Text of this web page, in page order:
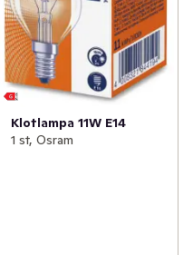
Klotlampa 11W E14
1 st, Osram